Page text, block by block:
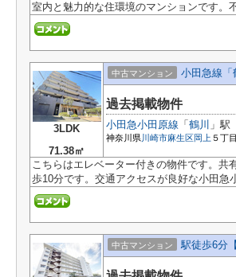
室内と魅力的な住環境のマンションです。
3LDK
71.38㎡
中古マンション 小田急線「
過去掲載物件
小田急小田原線 「 鶴川 」駅
神奈川県川崎市麻生区 岡上 ５丁目
こちらはエレベーター付きの物件です。共
歩10分です。交通アクセスが良好な小田急
中古マンション 駅徒歩6分